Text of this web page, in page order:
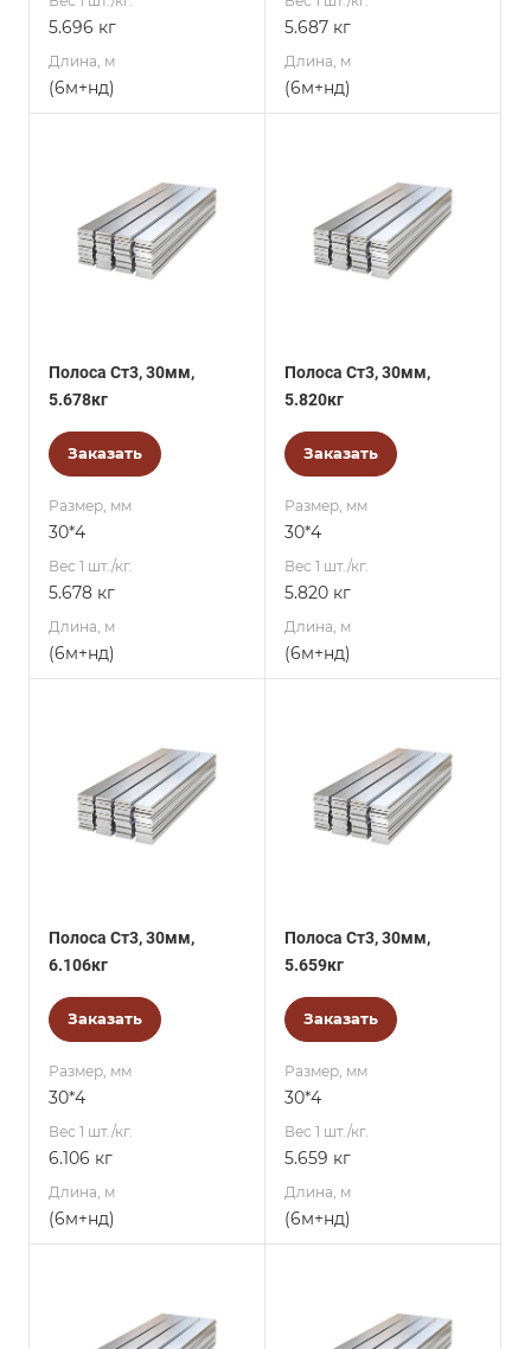
5.696 кг
Длина, м
(6м+нд)
5.687 кг
Длина, м
(6м+нд)
Полоса Ст3, 30мм,
5.678кг
Заказать
Размер, мм
30*4
Вес 1 шт./кг.
5.678 кг
Длина, м
(6м+нд)
Полоса Ст3, 30мм,
5.820кг
Заказать
Размер, мм
30*4
Вес 1 шт./кг.
5.820 кг
Длина, м
(6м+нд)
Полоса Ст3, 30мм,
6.106кг
Заказать
Размер, мм
30*4
Вес 1 шт./кг.
6.106 кг
Длина, м
(6м+нд)
Полоса Ст3, 30мм,
5.659кг
Заказать
Размер, мм
30*4
Вес 1 шт./кг.
5.659 кг
Длина, м
(6м+нд)